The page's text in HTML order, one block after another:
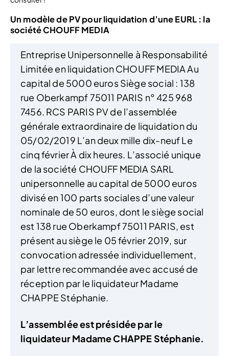
Un modèle de PV pour liquidation d’une EURL : la
société CHOUFF MEDIA
Entreprise Unipersonnelle à Responsabilité
Limitée en liquidation CHOUFF MEDIA Au
capital de 5000 euros Siège social : 138
rue Oberkampf 75011 PARIS n° 425 968
7456. RCS PARIS PV de l’assemblée
générale extraordinaire de liquidation du
05/02/2019 L’an deux mille dix-neuf Le
cinq février À dix heures. L’associé unique
de la société CHOUFF MEDIA SARL
unipersonnelle au capital de 5000 euros
divisé en 100 parts sociales d’une valeur
nominale de 50 euros, dont le siège social
est 138 rue Oberkampf 75011 PARIS, est
présent au siège le 05 février 2019, sur
convocation adressée individuellement,
par lettre recommandée avec accusé de
réception par le liquidateur Madame
CHAPPE Stéphanie.
L’assemblée est présidée par le
liquidateur Madame CHAPPE Stéphanie.